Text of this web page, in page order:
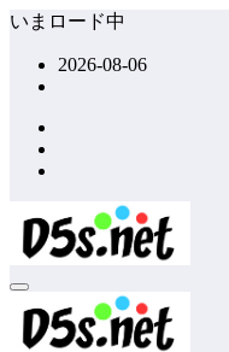
コ
ッ
プ
いまロード中
2026-08-06